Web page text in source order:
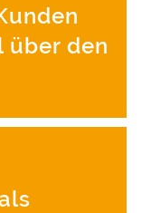
über den